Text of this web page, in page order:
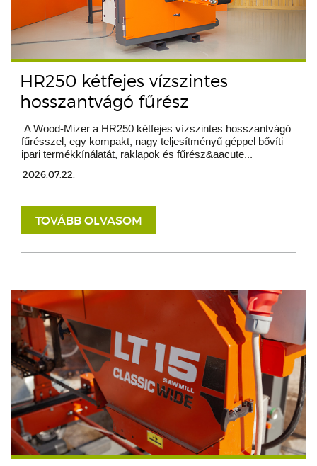
HR250 kétfejes vízszintes
hosszantvágó fűrész
A Wood-Mizer a HR250 kétfejes vízszintes hosszantvágó
fűrésszel, egy kompakt, nagy teljesítményű géppel bővíti
ipari termékkínálatát, raklapok és fűrész&aacute...
2026.07.22.
TOVÁBB OLVASOM